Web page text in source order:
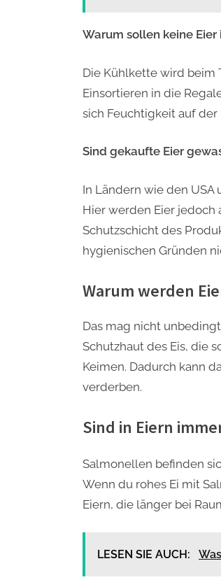
Warum sollen keine
Die Kühlkette wird beim
Einsortieren in die
sich Feuchtigkeit auf
Sind gekaufte Eier
In Ländern wie den
Hier werden Eier
Schutzschicht des
hygienischen Gründen
Warum werden
Das mag nicht
Schutzhaut des Eis, die
Keimen. Dadurch kann
verderben.
Sind in Eiern
Salmonellen befinden
Wenn du rohes Ei mit
Eiern, die länger bei
LESEN SIE AUCH: